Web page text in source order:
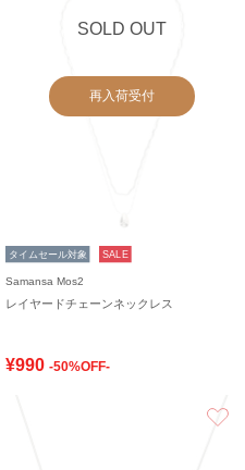
SOLD OUT
再入荷受付
タイムセール対象 SALE
Samansa Mos2
レイヤードチェーンネックレス
¥990 -50%OFF-